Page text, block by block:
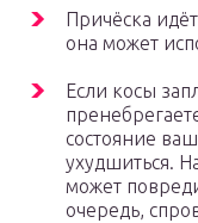
Причёска
она может
Если косы
состояние
ухудшиться.
может
очередь,